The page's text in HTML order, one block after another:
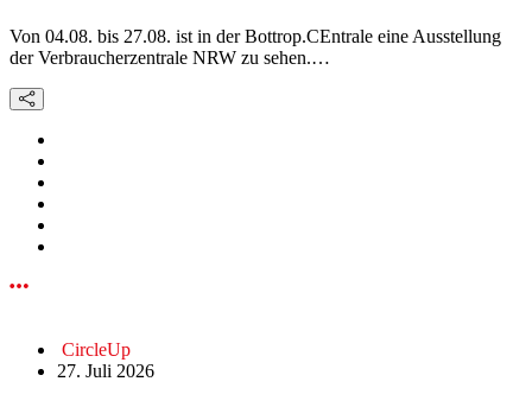
Von 04.08. bis 27.08. ist in der Bottrop.CEntrale eine Ausstellung
der Verbraucherzentrale NRW zu sehen.…
CircleUp
27. Juli 2026